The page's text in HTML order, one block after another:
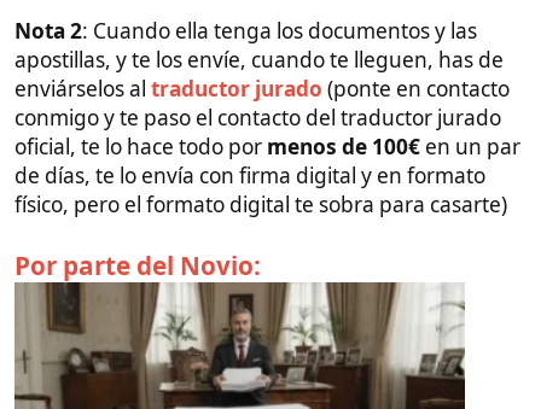
relación es real (En ese punto, también tendréis que
aportar pruebas de que vuestra relación es real) .
Explicación de cada uno de los
documentos y algunos consejos
Poder notarial
Ella tiene que hacer un poder Notarial que le
otorgue a tu madre la capacidad de representar a tu
novia en España (vamos usar el ejemplo de usar a